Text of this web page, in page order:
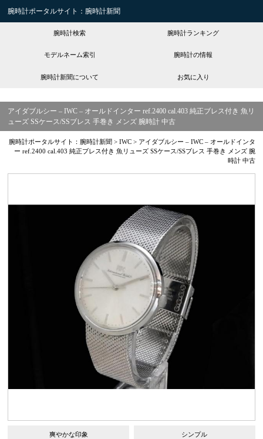
腕時計ポータルサイト：腕時計新聞
腕時計検索 腕時計ランキング
モデルネーム索引 腕時計の情報
腕時計新聞について お気に入り
アイダブルシー – IWC – オールドインター ref.2400 cal.403 純正ブレス付き 魚リ
ューズ SSケース/SSブレス 手巻き メンズ 腕時計 中古
腕時計ポータルサイト：腕時計新聞 > IWC> アイダブルシー – IWC – オールドインタ
ー ref.2400 cal.403 純正ブレス付き 魚リューズ SSケース/SSブレス 手巻き メンズ 腕
時計 中古
爽やかな印象 シンプル